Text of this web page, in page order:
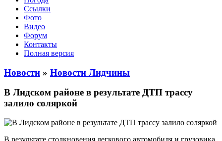
Ссылки
Фото
Видео
Форум
Контакты
Полная версия
Новости » Новости Лидчины
В Лидском районе в результате ДТП трассу
залило соляркой